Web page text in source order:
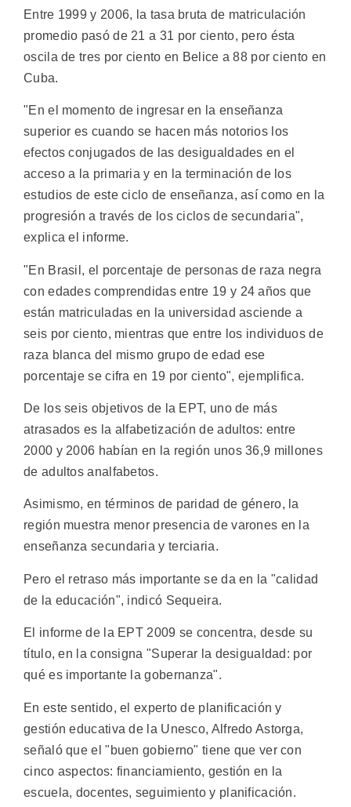
Entre 1999 y 2006, la tasa bruta de matriculación
promedio pasó de 21 a 31 por ciento, pero ésta
oscila de tres por ciento en Belice a 88 por ciento en
Cuba.
"En el momento de ingresar en la enseñanza
superior es cuando se hacen más notorios los
efectos conjugados de las desigualdades en el
acceso a la primaria y en la terminación de los
estudios de este ciclo de enseñanza, así como en la
progresión a través de los ciclos de secundaria",
explica el informe.
"En Brasil, el porcentaje de personas de raza negra
con edades comprendidas entre 19 y 24 años que
están matriculadas en la universidad asciende a
seis por ciento, mientras que entre los individuos de
raza blanca del mismo grupo de edad ese
porcentaje se cifra en 19 por ciento", ejemplifica.
De los seis objetivos de la EPT, uno de más
atrasados es la alfabetización de adultos: entre
2000 y 2006 habían en la región unos 36,9 millones
de adultos analfabetos.
Asimismo, en términos de paridad de género, la
región muestra menor presencia de varones en la
enseñanza secundaria y terciaria.
Pero el retraso más importante se da en la "calidad
de la educación", indicó Sequeira.
El informe de la EPT 2009 se concentra, desde su
título, en la consigna "Superar la desigualdad: por
qué es importante la gobernanza".
En este sentido, el experto de planificación y
gestión educativa de la Unesco, Alfredo Astorga,
señaló que el "buen gobierno" tiene que ver con
cinco aspectos: financiamiento, gestión en la
escuela, docentes, seguimiento y planificación.